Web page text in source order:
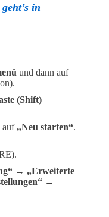
in
und dann auf
(Shift)
auf „Neu starten“.
→ „Erweiterte
→